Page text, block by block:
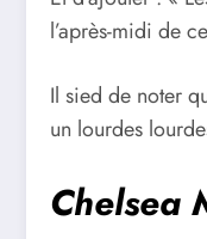
l’après-midi de
Il sied de noter
un lourdes
Chelsea